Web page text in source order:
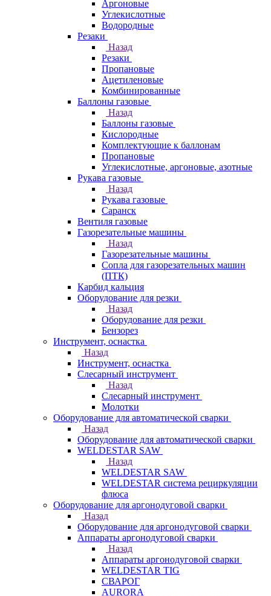
Аргоновые
Углекислотные
Водородные
Резаки
Назад
Резаки
Пропановые
Ацетиленовые
Комбинированные
Баллоны газовые
Назад
Баллоны газовые
Кислородные
Комплектующие к баллонам
Пропановые
Углекислотные, аргоновые, азотные
Рукава газовые
Назад
Рукава газовые
Саранск
Вентиля газовые
Газорезательные машины
Назад
Газорезательные машины
Сопла для газорезательных машин
(ПТК)
Карбид кальция
Оборудование для резки
Назад
Оборудование для резки
Бензорез
Инструмент, оснастка
Назад
Инструмент, оснастка
Слесарный инструмент
Назад
Слесарный инструмент
Молотки
Оборудование для автоматической сварки
Назад
Оборудование для автоматической сварки
WELDESTAR SAW
Назад
WELDESTAR SAW
WELDESTAR система рециркуляции
флюса
Оборудование для аргонодуговой сварки
Назад
Оборудование для аргонодуговой сварки
Аппараты аргонодуговой сварки
Назад
Аппараты аргонодуговой сварки
WELDESTAR TIG
СВАРОГ
AURORA